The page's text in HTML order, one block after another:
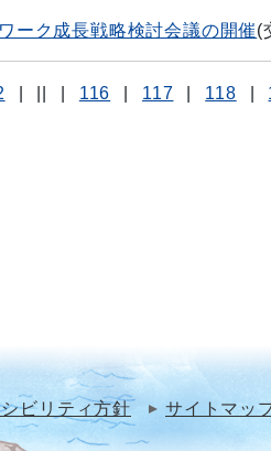
ーク成長戦略検討会議の開催(
116 117 118
ビリティ方針 サイトマッ